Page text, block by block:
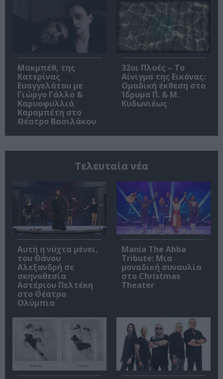
Μακμπέθ, της
Κατερίνας
Ευαγγελάτου με
Γιώργο Γάλλο &
Καρυοφυλλιά
Καραμπέτη στο
Θέατρο Βασιλάκου
32οι Πλοές – Το
Αίνιγμα της Εικόνας:
Ομαδική έκθεση στο
Ίδρυμα Π. & Μ.
Κυδωνιέως
Τελευταία νέα
Αυτή η νύχτα μένει,
του Θάνου
Αλεξανδρή σε
σκηνοθεσία
Αστέριου Πελτέκη
στο Θέατρο
Ολύμπια
Mania The Abba
Tribute: Μια
μοναδική συναυλία
στο Christmas
Theater